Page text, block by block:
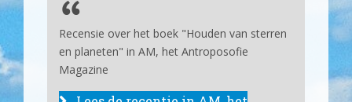
Recensie over het boek "Houden van sterren
en planeten" in AM, het Antroposofie
Magazine